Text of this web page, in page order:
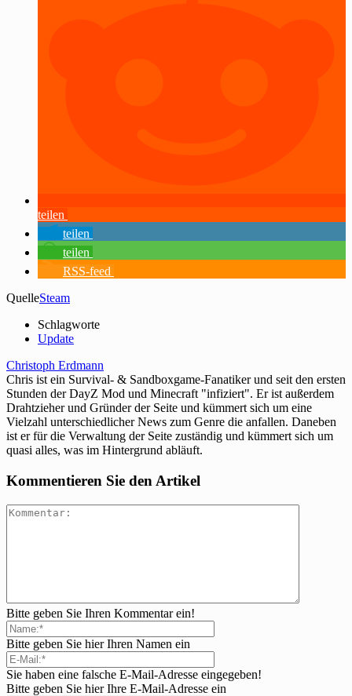
teilen
teilen
teilen
RSS-feed
QuelleSteam
Schlagworte
Update
Christoph Erdmann
Chris ist ein Survival- & Sandboxgame-Fanatiker und seit den ersten
Stunden der DayZ Mod und Minecraft "infiziert". Er ist außerdem
Drahtzieher und Gründer der Seite und kümmert sich um eine
Vielzahl unterschiedlicher News zum Genre die anfallen. Daneben
ist er für die Verwaltung der Seite zuständig und kümmert sich um
quasi alles, was im Hintergrund abläuft.
Kommentieren Sie den Artikel
Bitte geben Sie Ihren Kommentar ein!
Bitte geben Sie hier Ihren Namen ein
Sie haben eine falsche E-Mail-Adresse eingegeben!
Bitte geben Sie hier Ihre E-Mail-Adresse ein